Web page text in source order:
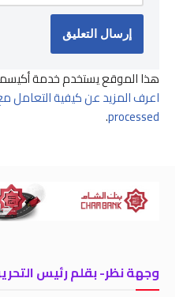
هذا الموقع يستخدم خدمة
اعرف المزيد عن كيفية التعامل
processed
.
وجهة نظر- بقلم رئيس